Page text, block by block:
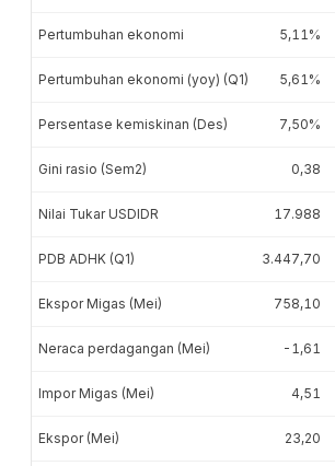
Pertumbuhan ekonomi 5,11%
Pertumbuhan ekonomi (yoy) (Q1) 5,61%
Persentase kemiskinan (Des) 7,50%
Gini rasio (Sem2) 0,38
Nilai Tukar USDIDR 17.988
PDB ADHK (Q1) 3.447,70
Ekspor Migas (Mei) 758,10
Neraca perdagangan (Mei) -1,61
Impor Migas (Mei) 4,51
Ekspor (Mei) 23,20